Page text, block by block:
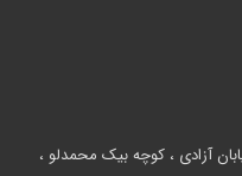
آزادی ، کوچه بیک محمدلو ،